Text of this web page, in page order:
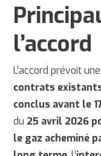
l’accord
L’accord prévoit une
contrats
conclus avant le
du 25 avril 2026
le gaz acheminé